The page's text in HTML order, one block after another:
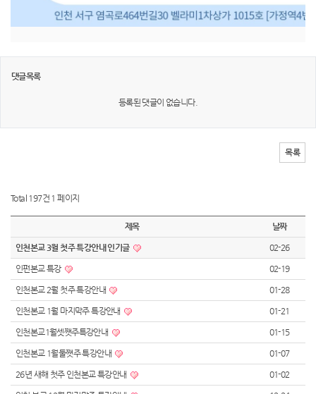
댓글목록
등록된 댓글이 없습니다.
목록
Total 197건 1 페이지
제목 날짜
인천본교 3월 첫주 특강안내 인기글 02-26
인펀본교 특강 02-19
인천본교 2월 첫주 특강안내 01-28
인천본교 1월 마지막주 특강안내 01-21
인천본교1월셋쨋주특강안내 01-15
인천본교 1월둘쨋주 특강안내 01-07
26년 새해 첫주 인천본교 특강안내 01-02